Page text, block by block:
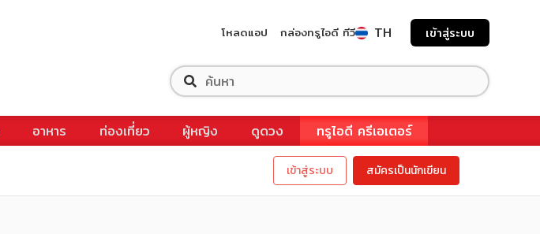
โหลดแอป กล่องทรูไอดี ทีวี TH เข้าสู่ระบบ
อาหาร ท่องเที่ยว ผู้หญิง ดูดวง ทรูไอดี ครีเอเตอร์
เข้าสู่ระบบ สมัครเป็นนักเขียน